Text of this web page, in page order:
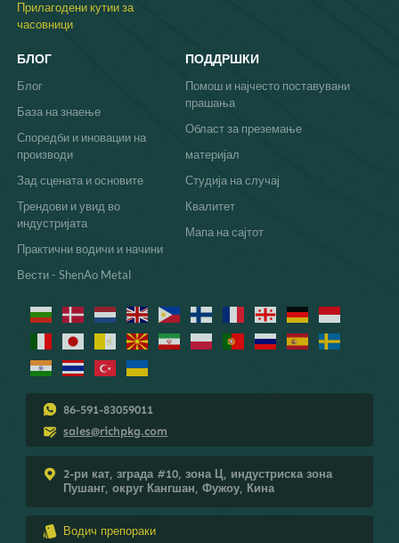
Прилагодени кутии за
часовници
БЛОГ
Блог
База на знаење
Споредби и иновации на
производи
Зад сцената и основите
Трендови и увид во
индустријата
Практични водичи и начини
Вести - ShenAo Metal
ПОДДРШКИ
Помош и најчесто поставувани
прашања
Област за преземање
материјал
Студија на случај
Квалитет
Мапа на сајтот
86-591-83059011
sales@richpkg.com
2-ри кат, зграда #10, зона Ц, индустриска зона
Пушанг, округ Кангшан, Фужоу, Кина
Водич препораки